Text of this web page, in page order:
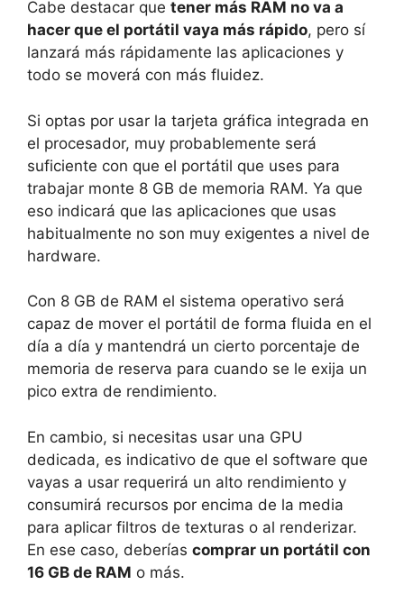
Cabe destacar que tener más RAM no va a
hacer que el portátil vaya más rápido, pero sí
lanzará más rápidamente las aplicaciones y
todo se moverá con más fluidez.
Si optas por usar la tarjeta gráfica integrada en
el procesador, muy probablemente será
suficiente con que el portátil que uses para
trabajar monte 8 GB de memoria RAM. Ya que
eso indicará que las aplicaciones que usas
habitualmente no son muy exigentes a nivel de
hardware.
Con 8 GB de RAM el sistema operativo será
capaz de mover el portátil de forma fluida en el
día a día y mantendrá un cierto porcentaje de
memoria de reserva para cuando se le exija un
pico extra de rendimiento.
En cambio, si necesitas usar una GPU
dedicada, es indicativo de que el software que
vayas a usar requerirá un alto rendimiento y
consumirá recursos por encima de la media
para aplicar filtros de texturas o al renderizar.
En ese caso, deberías comprar un portátil con
16 GB de RAM o más.